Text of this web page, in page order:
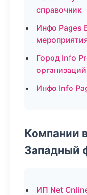
справочник
Инфо Pages
мероприятия
Город Info
организаций
Инфо Info
Компании
Западный
ИП Net